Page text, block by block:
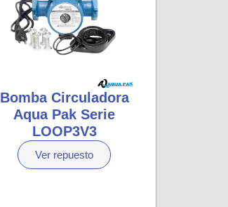
Bomba Circuladora
Aqua Pak Serie
LOOP3V3
Ver repuesto